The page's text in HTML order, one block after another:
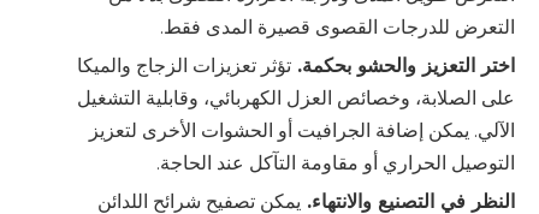
التعرض للدرجات القصوى قصيرة المدى فقط.
اختر التعزيز والحشو بحكمة. تؤثر تعزيزات الزجاج والميكا
على الصلابة، وخصائص العزل الكهربائي، وقابلية التشغيل
الآلي. يمكن إضافة الجرافيت أو الحشوات الأخرى لتعزيز
التوصيل الحراري أو مقاومة التآكل عند الحاجة.
النظر في التصنيع والانتهاء. يمكن تصفيح شرائح اللدائن